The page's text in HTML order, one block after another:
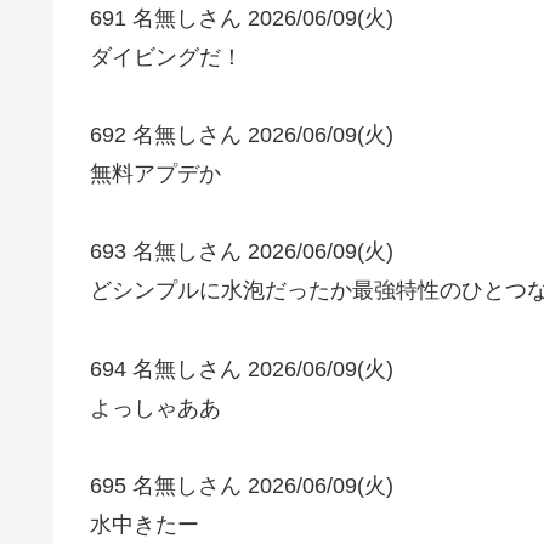
691 名無しさん 2026/06/09(火)
ダイビングだ！
692 名無しさん 2026/06/09(火)
無料アプデか
693 名無しさん 2026/06/09(火)
どシンプルに水泡だったか最強特性のひとつ
694 名無しさん 2026/06/09(火)
よっしゃああ
695 名無しさん 2026/06/09(火)
水中きたー